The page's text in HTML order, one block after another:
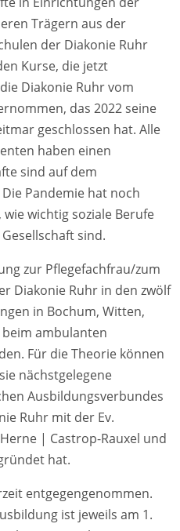
Trägern aus der
der Diakonie Ruhr
Kurse, die jetzt
Diakonie Ruhr vom
das 2022 seine
geschlossen hat. Alle
haben einen
sind auf dem
Pandemie hat noch
wichtig soziale Berufe
sind.
zur Pflegefachfrau/zum
Diakonie Ruhr in den zwölf
in Bochum, Witten,
ambulanten
Für die Theorie können
nächstgelegene
Ausbildungsverbundes
Ruhr mit der Ev.
| Castrop-Rauxel und
hat.
entgegengenommen.
ist jeweils am 1.